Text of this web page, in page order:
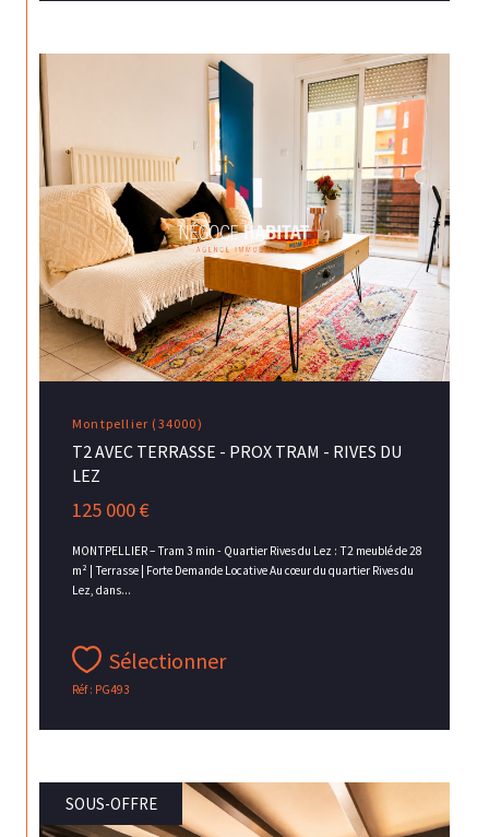
Montpellier (34000)
T2 AVEC TERRASSE - PROX TRAM - RIVES DU
LEZ
125 000 €
MONTPELLIER – Tram 3 min - Quartier Rives du Lez : T2 meublé de 28
m² | Terrasse | Forte Demande Locative Au cœur du quartier Rives du
Lez, dans...
Sélectionner
Réf : PG493
SOUS-OFFRE